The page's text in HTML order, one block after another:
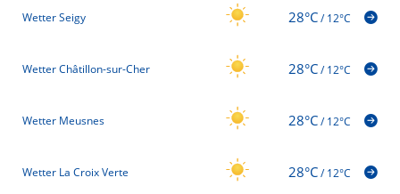
Wetter Seigy 28°C/12°C
Wetter Châtillon-sur-Cher 28°C/12°C
Wetter Meusnes 28°C/12°C
Wetter La Croix Verte 28°C/12°C